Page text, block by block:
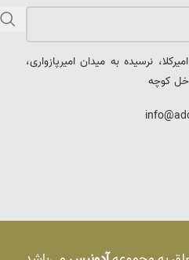
نرسیده به میدان امیرپازواری،